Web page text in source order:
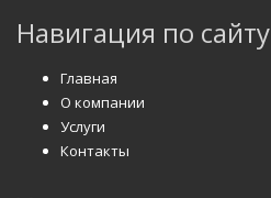
Навигация по сайту
Главная
О компании
Услуги
Контакты